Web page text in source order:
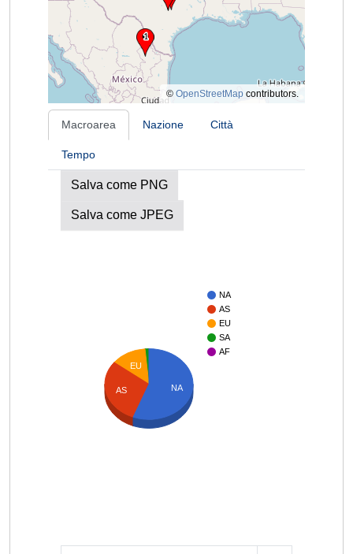
© OpenStreetMap contributors.
Macroarea Nazione Città
Tempo
Salva come PNG
Salva come JPEG
NA
AS
EU
SA
AF
EU
AS NA